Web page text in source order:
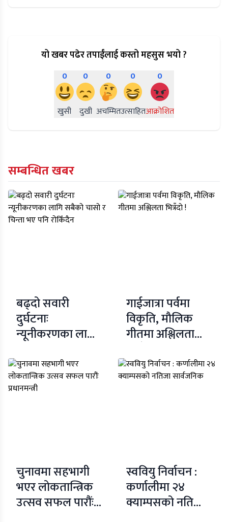
यो खबर पढेर तपाईंलाई कस्तो महसुस भयो ?
0
खुसी
0
दुखी
0
अचम्मित
0
उत्साहित
0
आक्रोशित
सम्बन्धित खबर
बढ्दो सवारी
दुर्घटनाः
न्यूनीकरणका लागि
चिन्ता भए पनि
रोकिँदैन
गाईजात्रा पर्वमा
विकृति, माैलिक
गीतमा अश्लिलता
चुनावमा सहभागी
भएर लोकतान्त्रिक
उत्सव सफल पारौंः
स्ववियु निर्वाचन :
कर्णालीमा २४
क्याम्पसको नतिजा